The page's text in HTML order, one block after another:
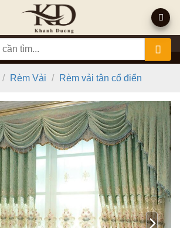
/ Rèm Vải / Rèm vải tân cổ điển